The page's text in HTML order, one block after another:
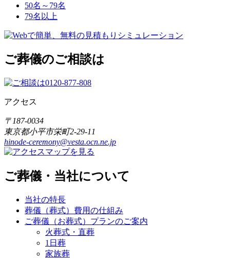
50名～79名
79名以上
ご葬儀のご相談は
アクセス
〒187-0034
東京都小平市栄町2-29-11
hinode-ceremony@vesta.ocn.ne.jp
ご葬儀・当社について
当社の特長
葬儀（葬式）費用の仕組み
ご葬儀（お葬式）プランのご案内
火葬式・直葬
1日葬
家族葬